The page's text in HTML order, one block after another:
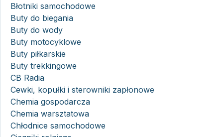
Błotniki samochodowe
Buty do biegania
Buty do wody
Buty motocyklowe
Buty piłkarskie
Buty trekkingowe
CB Radia
Cewki, kopułki i sterowniki zapłonowe
Chemia gospodarcza
Chemia warsztatowa
Chłodnice samochodowe